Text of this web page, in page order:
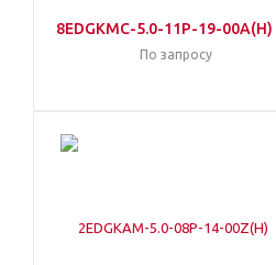
8EDGKMC-5.0-11P-19-00A(H)
По запросу